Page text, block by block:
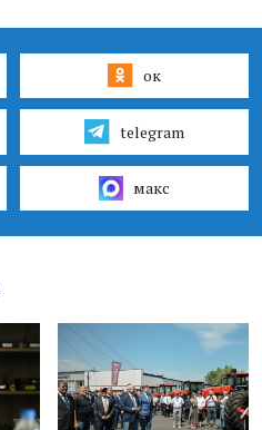
ок
telegram
макс